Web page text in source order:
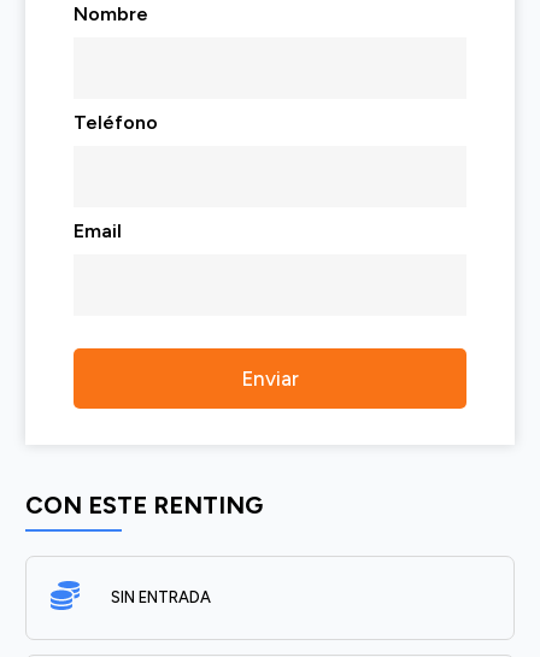
Nombre
Teléfono
Email
CON ESTE RENTING
SIN ENTRADA